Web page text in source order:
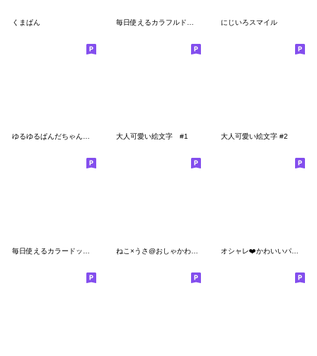
くまぱん にじいろスマイル
ゆるゆるぱんだちゃんのひとこと絵文字 大人可愛い絵文字 #1 大人可愛い絵文字 #2
オシャレ❤️かわいいパンダの絵文字